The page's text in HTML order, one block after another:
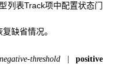
列表Track项中配置状态门
缺省情况。
negative-threshold
positive